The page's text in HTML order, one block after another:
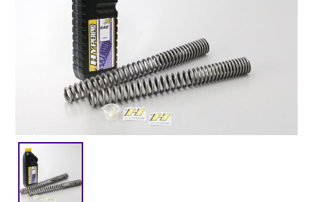
TRIUMPH
閉じる